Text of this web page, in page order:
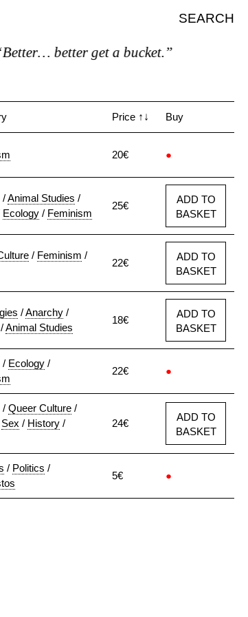
SEARCH
better get a bucket.”
Price ↑↓ Buy
20€ ●
/Animal Studies /
Ecology / Feminism
25€
ADD TO
BASKET
/ Feminism /
22€
ADD TO
BASKET
/Anarchy /
/Animal Studies
18€
ADD TO
BASKET
/ Ecology /
22€ ●
/ Queer Culture /
Sex / History /
24€
ADD TO
BASKET
/ Politics /
5€ ●